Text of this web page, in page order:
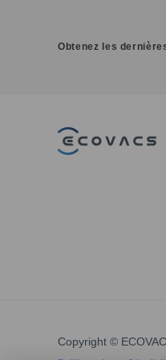
Obtenez les
Copyright ©